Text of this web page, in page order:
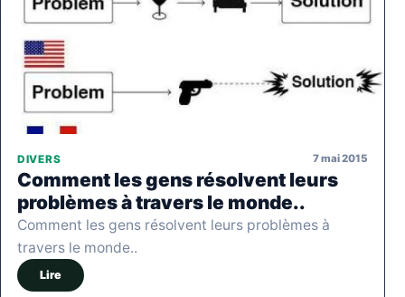
DIVERS 7 mai 2015
Comment les gens résolvent leurs
problèmes à travers le monde..
Comment les gens résolvent leurs problèmes à
travers le monde..
Lire